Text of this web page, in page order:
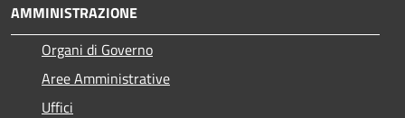
AMMINISTRAZIONE
Organi di Governo
Aree Amministrative
Uffici